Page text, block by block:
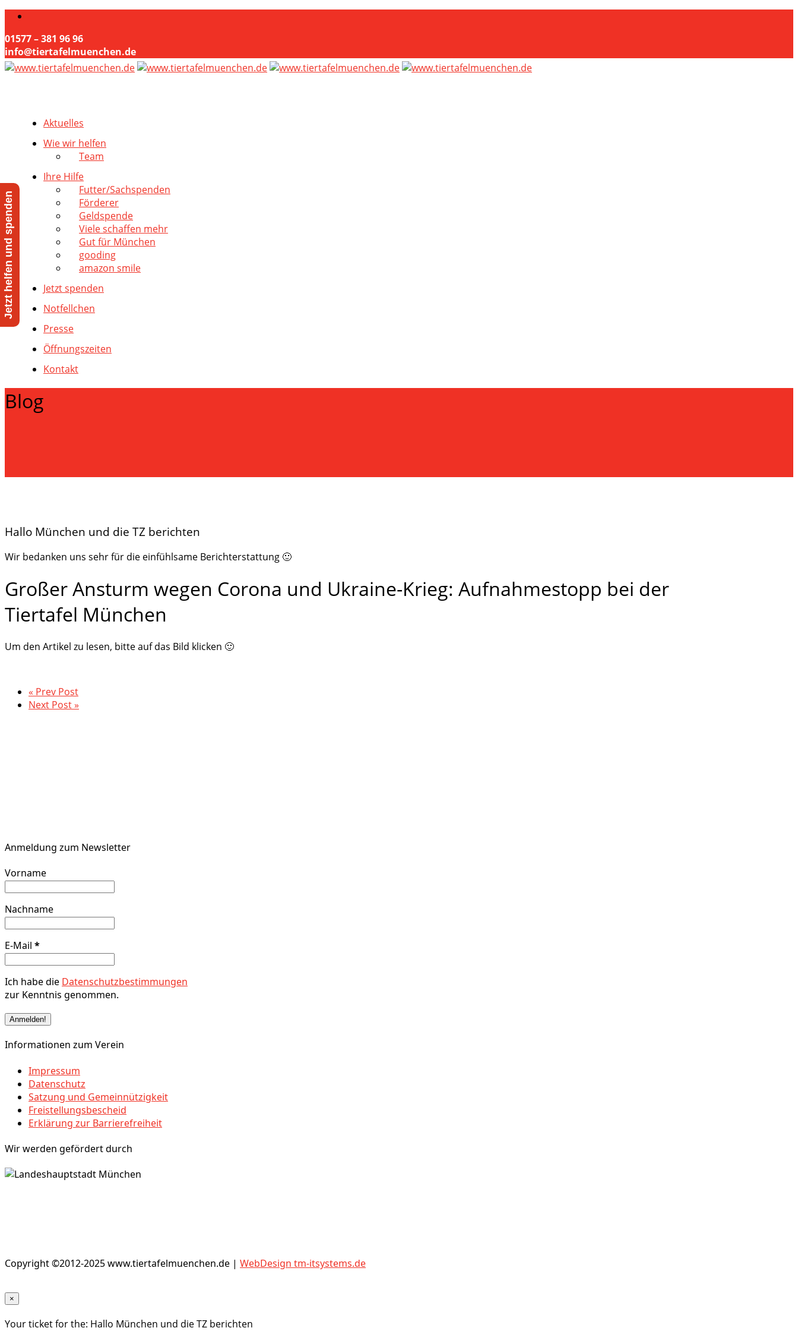
01577 – 381 96 96
info@tiertafelmuenchen.de
Aktuelles
Wie wir helfen
Team
Ihre Hilfe
Futter/Sachspenden
Förderer
Geldspende
Viele schaffen mehr
Gut für München
gooding
amazon smile
Jetzt spenden
Notfellchen
Presse
Öffnungszeiten
Kontakt
Blog
Hallo München und die TZ berichten
Wir bedanken uns sehr für die einfühlsame Berichterstattung 🙂
Großer Ansturm wegen Corona und Ukraine-Krieg: Aufnahmestopp bei der
Tiertafel München
Um den Artikel zu lesen, bitte auf das Bild klicken 🙂
« Prev Post
Next Post »
Anmeldung zum Newsletter
Vorname
Nachname
E-Mail *
Ich habe die Datenschutzbestimmungen
zur Kenntnis genommen.
Informationen zum Verein
Impressum
Datenschutz
Satzung und Gemeinnützigkeit
Freistellungsbescheid
Erklärung zur Barrierefreiheit
Wir werden gefördert durch
Copyright ©2012-2025 www.tiertafelmuenchen.de | WebDesign tm-itsystems.de
×
Your ticket for the: Hallo München und die TZ berichten
Jetzt helfen und spenden